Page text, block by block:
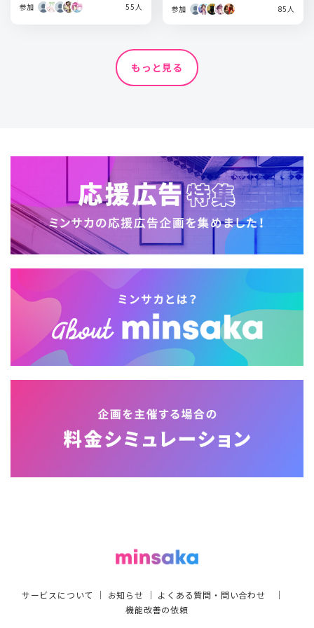
参加 55人 参加 85人
もっと見る
サービスについて ｜ お知らせ ｜ よくある質問・問い合わせ ｜
機能改善の依頼